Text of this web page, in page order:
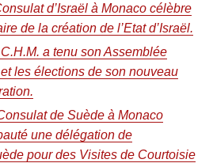
d’Israël à Monaco célèbre
de la création de l’Etat d’Israël.
a tenu son Assemblée
les élections de son nouveau
de Suède à Monaco
une délégation de
pour des Visites de Courtoisie